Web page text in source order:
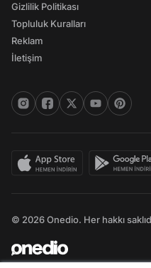
Gizlilik Politikası
Topluluk Kuralları
Reklam
İletişim
© 2026 Onedio. Her hakkı